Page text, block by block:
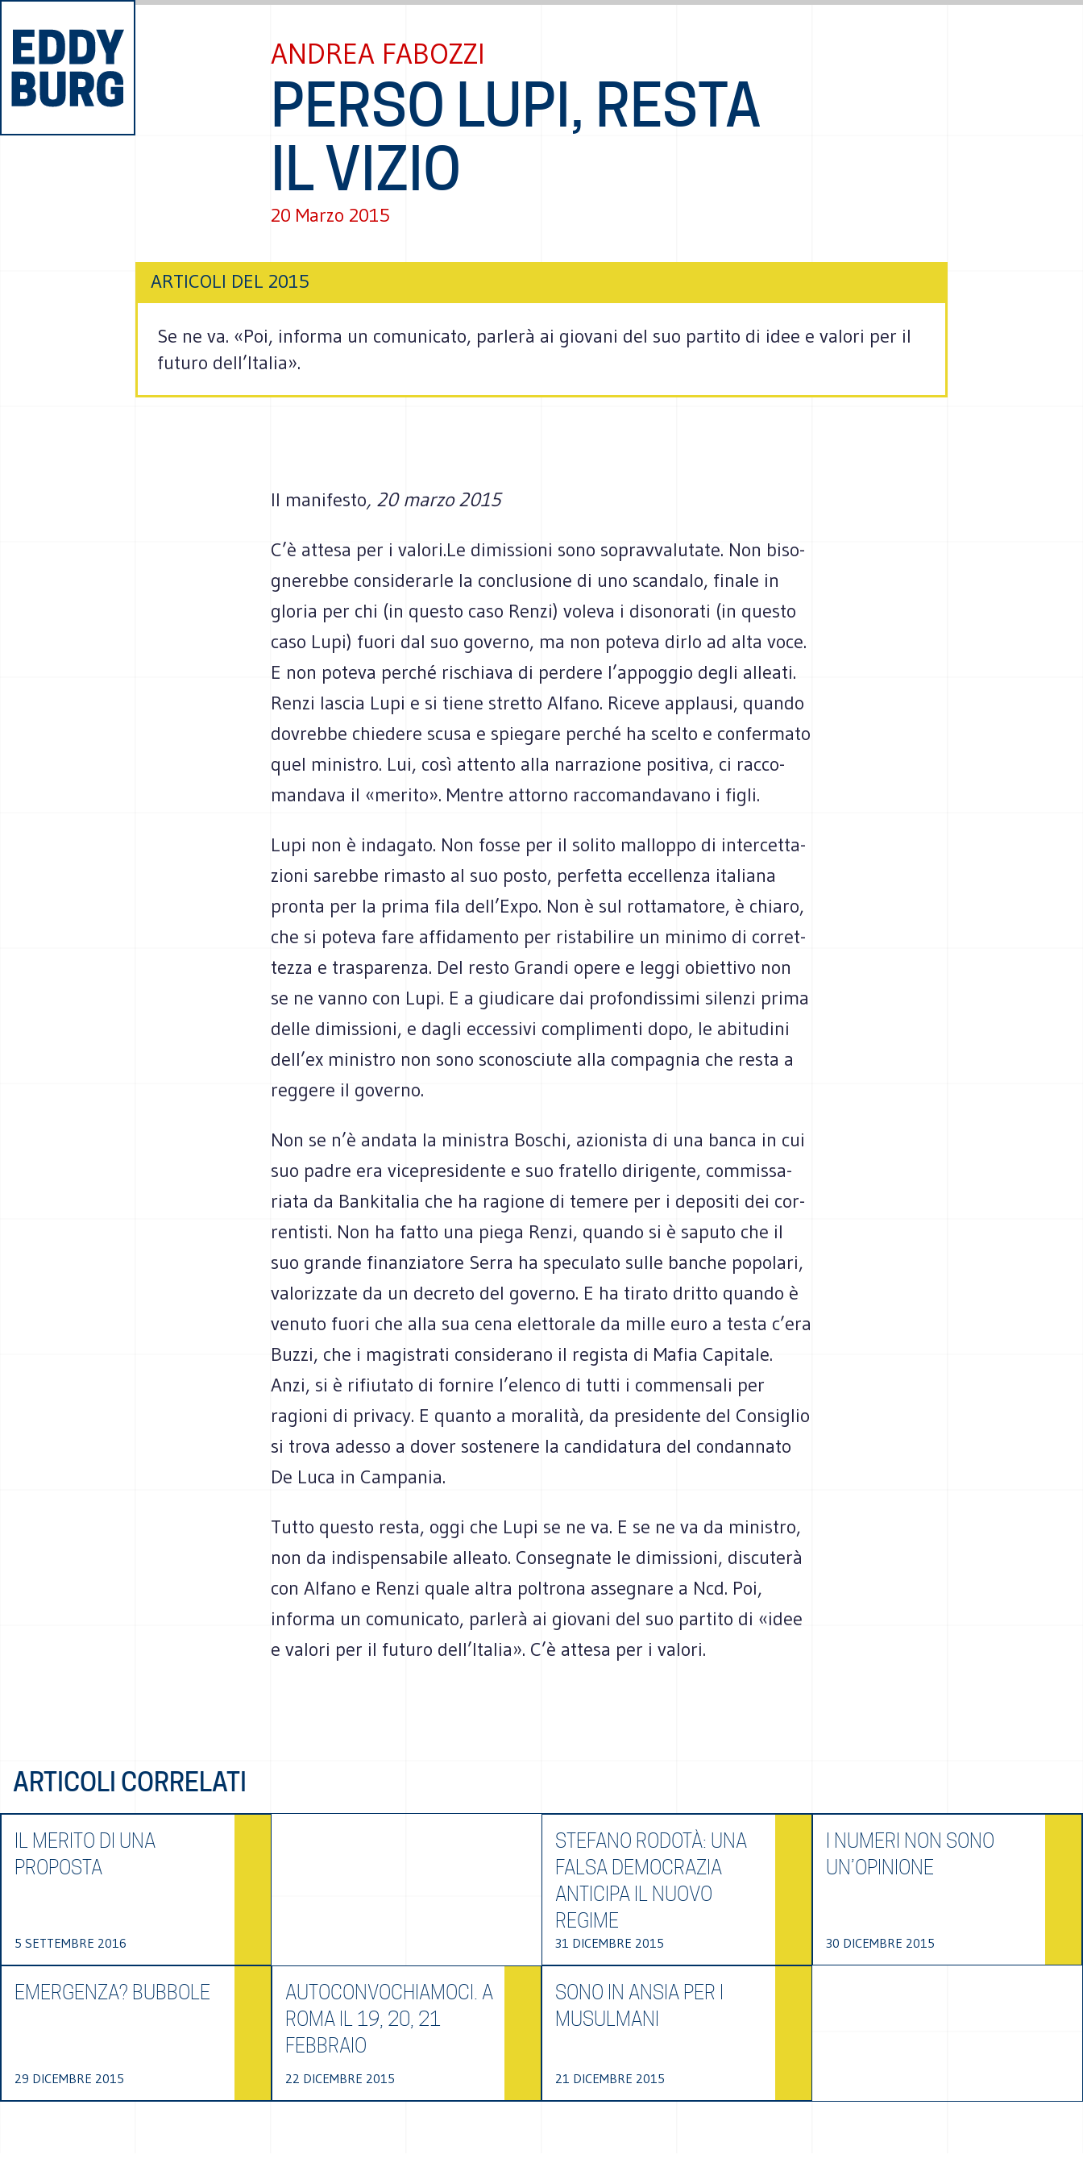
ANDREA FABOZZI
PERSO LUPI, RESTA
IL VIZIO
20 Marzo 2015
ARTICOLI DEL 2015
Se ne va. «Poi, informa un comu­ni­cato, par­lerà ai gio­vani del suo par­tito di idee e valori per il
futuro dell’Italia».
Il manifesto, 20 marzo 2015
C’è attesa per i valori.Le dimis­sioni sono soprav­va­lu­tate. Non biso­
gne­rebbe con­si­de­rarle la con­clu­sione di uno scan­dalo, finale in
glo­ria per chi (in que­sto caso Renzi) voleva i diso­no­rati (in que­sto
caso Lupi) fuori dal suo governo, ma non poteva dirlo ad alta voce.
E non poteva per­ché rischiava di per­dere l’appoggio degli alleati.
Renzi lascia Lupi e si tiene stretto Alfano. Riceve applausi, quando
dovrebbe chie­dere scusa e spie­gare per­ché ha scelto e con­fer­mato
quel mini­stro. Lui, così attento alla nar­ra­zione posi­tiva, ci rac­co­
man­dava il «merito». Men­tre attorno rac­co­man­da­vano i figli.
Lupi non è inda­gato. Non fosse per il solito mal­loppo di inter­cet­ta­
zioni sarebbe rima­sto al suo posto, per­fetta eccel­lenza ita­liana
pronta per la prima fila dell’Expo. Non è sul rot­ta­ma­tore, è chiaro,
che si poteva fare affi­da­mento per rista­bi­lire un minimo di cor­ret­
tezza e tra­spa­renza. Del resto Grandi opere e leggi obiet­tivo non
se ne vanno con Lupi. E a giu­di­care dai pro­fon­dis­simi silenzi prima
delle dimis­sioni, e dagli ecces­sivi com­pli­menti dopo, le abi­tu­dini
dell’ex mini­stro non sono sco­no­sciute alla com­pa­gnia che resta a
reg­gere il governo.
Non se n’è andata la mini­stra Boschi, azio­ni­sta di una banca in cui
suo padre era vice­pre­si­dente e suo fra­tello diri­gente, com­mis­sa­
riata da Ban­ki­ta­lia che ha ragione di temere per i depo­siti dei cor­
ren­ti­sti. Non ha fatto una piega Renzi, quando si è saputo che il
suo grande finan­zia­tore Serra ha spe­cu­lato sulle ban­che popo­lari,
valo­riz­zate da un decreto del governo. E ha tirato dritto quando è
venuto fuori che alla sua cena elet­to­rale da mille euro a testa c’era
Buzzi, che i magi­strati con­si­de­rano il regi­sta di Mafia Capi­tale.
Anzi, si è rifiu­tato di for­nire l’elenco di tutti i com­men­sali per
ragioni di pri­vacy. E quanto a mora­lità, da pre­si­dente del Con­si­glio
si trova adesso a dover soste­nere la can­di­da­tura del con­dan­nato
De Luca in Campania.
Tutto que­sto resta, oggi che Lupi se ne va. E se ne va da mini­stro,
non da indi­spen­sa­bile alleato. Con­se­gnate le dimis­sioni, discu­terà
con Alfano e Renzi quale altra pol­trona asse­gnare a Ncd. Poi,
informa un comu­ni­cato, par­lerà ai gio­vani del suo par­tito di «idee
e valori per il futuro dell’Italia». C’è attesa per i valori.
ARTICOLI CORRELATI
IL MERITO DI UNA
PROPOSTA
5 SETTEMBRE 2016
STEFANO RODOTÀ: UNA
FALSA DEMOCRAZIA
ANTICIPA IL NUOVO
REGIME
31 DICEMBRE 2015
I NUMERI NON SONO
UN’OPINIONE
30 DICEMBRE 2015
EMERGENZA? BUBBOLE
29 DICEMBRE 2015
AUTOCONVOCHIAMOCI. A
ROMA IL 19, 20, 21
FEBBRAIO
22 DICEMBRE 2015
SONO IN ANSIA PER I
MUSULMANI
21 DICEMBRE 2015